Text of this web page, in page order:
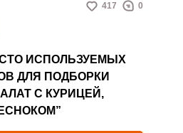
417 0
ИСПОЛЬЗУЕМЫХ
ДЛЯ ПОДБОРКИ
С КУРИЦЕЙ,
пароль?